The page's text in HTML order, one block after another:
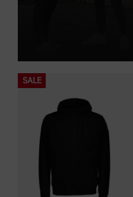
VOOR TOP KWALITEIT
SALE